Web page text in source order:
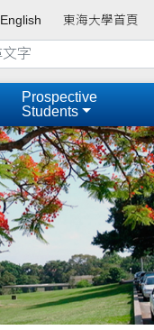
English 東海大學首頁
Prospective
Students